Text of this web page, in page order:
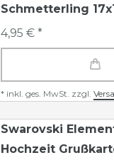
Schmetterling
4,95 € *
* inkl. ges. MwSt. zzgl.
Swarovski
Hochzeit